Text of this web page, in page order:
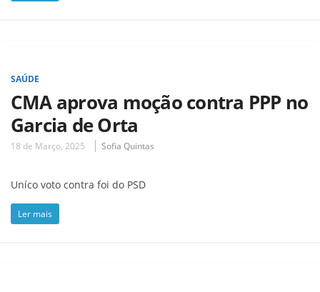
SAÚDE
CMA aprova moção contra PPP no
Garcia de Orta
18 de Março, 2025 Sofia Quintas
Uníco voto contra foi do PSD
Ler mais